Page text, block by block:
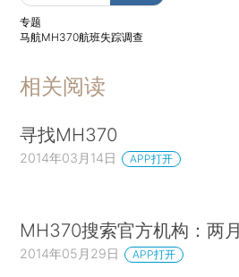
专题
马航MH370航班失踪调查
相关阅读
寻找MH370
2014年03月14日 APP打开
MH370搜索官方机构：两
2014年05月29日 APP打开